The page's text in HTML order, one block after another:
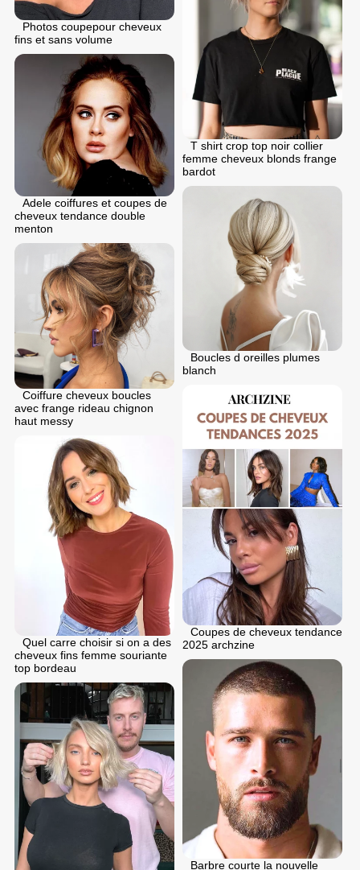
Photos coupepour cheveux
fins et sans volume
T shirt crop top noir collier
femme cheveux blonds frange
bardot
Adele coiffures et coupes de
cheveux tendance double
menton
Boucles d oreilles plumes
blanch
Coiffure cheveux boucles
avec frange rideau chignon
haut messy
Coupes de cheveux tendance
2025 archzine
Quel carre choisir si on a des
cheveux fins femme souriante
top bordeau
Barbre courte la nouvelle